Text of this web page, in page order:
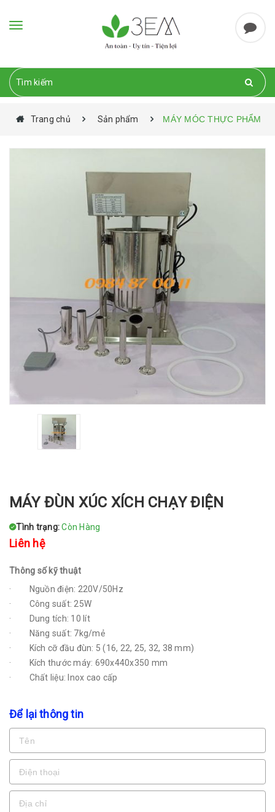
Toggle
Trang chủ Sản phẩm MÁY MÓC THỰC PHẨM
MÁY ĐÙN XÚC XÍCH CHẠY ĐIỆN
Tình trạng:Còn Hàng
Liên hệ
Thông số kỹ thuật
· Nguồn điện: 220V/50Hz
· Công suất: 25W
· Dung tích: 10 lít
· Năng suất: 7kg/mẻ
· Kích cỡ đầu đùn: 5 (16, 22, 25, 32, 38 mm)
· Kích thước máy: 690x440x350 mm
· Chất liệu: Inox cao cấp
Để lại thông tin